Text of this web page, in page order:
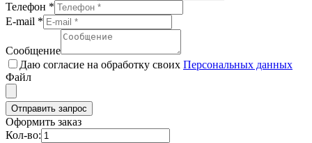
Телефон *
E-mail *
Сообщение
Даю согласие на обработку своих Персональных данных
Файл
Отправить запрос
Оформить заказ
Кол-во: